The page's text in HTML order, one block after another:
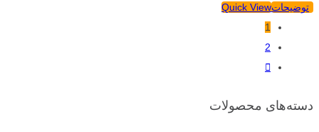
توضیحاتQuick View
1
2
دسته‌های محصولات